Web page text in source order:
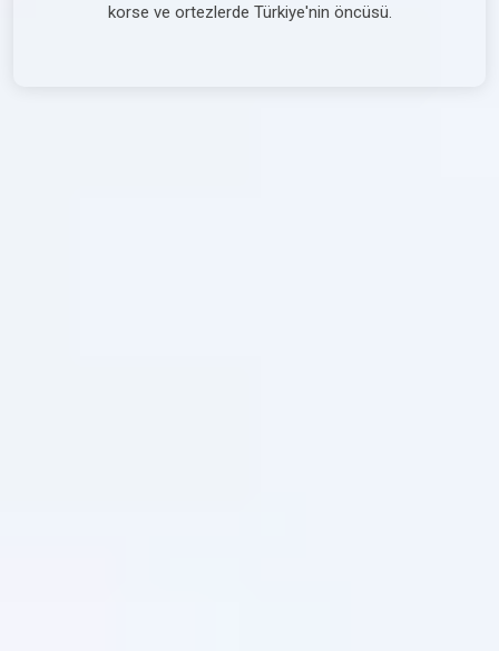
korse ve ortezlerde Türkiye'nin öncüsü.